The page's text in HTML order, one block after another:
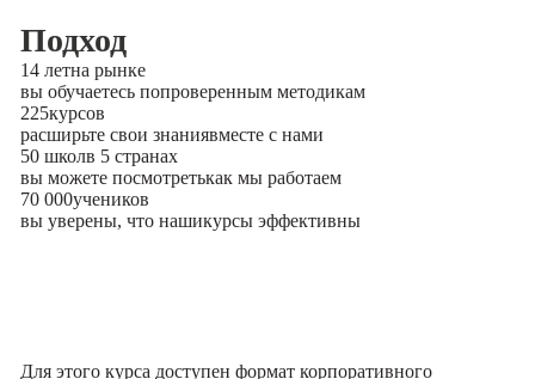
Подход
14 летна рынке
вы обучаетесь попроверенным методикам
225курсов
расширьте свои знаниявместе с нами
50 школв 5 странах
вы можете посмотретькак мы работаем
70 000учеников
вы уверены, что нашикурсы эффективны
Для этого курса доступен формат корпоративного